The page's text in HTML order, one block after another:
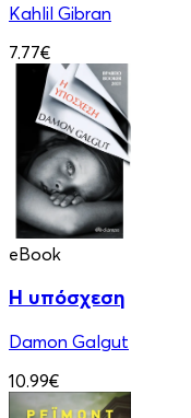
Kahlil Gibran
7.77€
eBook
Η υπόσχεση
Damon Galgut
10.99€